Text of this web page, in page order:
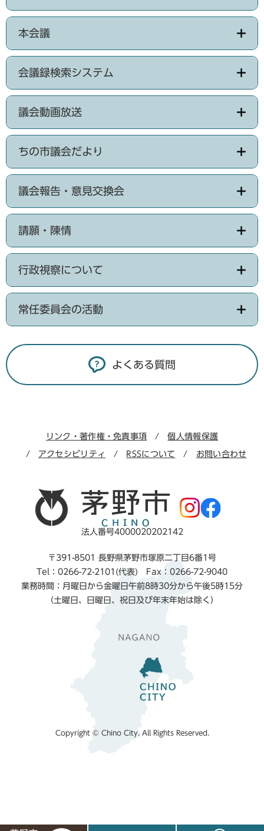
本会議
会議録検索システム
議会動画放送
ちの市議会だより
議会報告・意見交換会
請願・陳情
行政視察について
常任委員会の活動
よくある質問
リンク・著作権・免責事項 個人情報保護
アクセシビリティ RSSについて お問い合わせ
法人番号4000020202142
〒391-8501 長野県茅野市塚原二丁目6番1号
Tel：0266-72-2101(代表) Fax：0266-72-9040
業務時間：月曜日から金曜日午前8時30分から午後5時15分
（土曜日、日曜日、祝日及び年末年始は除く）
Copyright © Chino City. All Rights Reserved.